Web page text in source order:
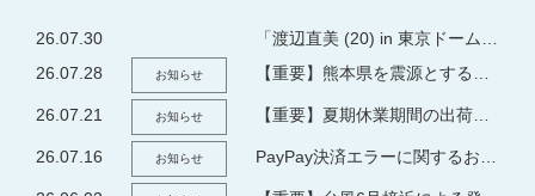
26.07.30
「渡辺直美 (20) in 東京ドーム」とタニタのコラボグッズ販売開始のお知らせ
26.07.28
お知らせ 【重要】熊本県を震源とする地震の影響による配送遅延について
26.07.21 お知らせ 【重要】夏期休業期間の出荷についてのお知らせ
26.07.16 お知らせ PayPay決済エラーに関するお知らせとお詫び